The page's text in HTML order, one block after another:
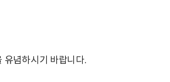
유념하시기 바랍니다.